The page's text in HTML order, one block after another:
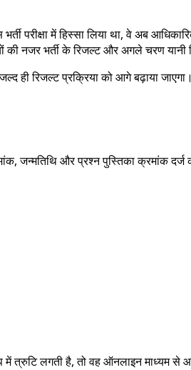
परीक्षा में हिस्सा लिया था, वे अब
नजर भर्ती के रिजल्ट और अगले चरण यानी
ही रिजल्ट प्रक्रिया को आगे बढ़ाया
जन्मतिथि और प्रश्न पुस्तिका क्रमांक दर्ज
में त्रुटि लगती है, तो वह ऑनलाइन माध्यम से